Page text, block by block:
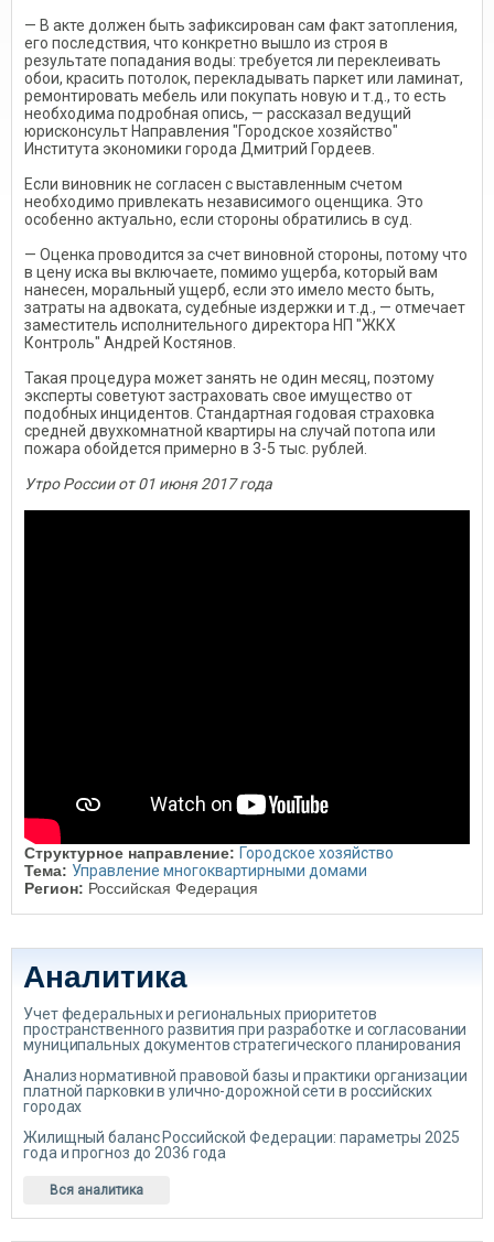
— В акте должен быть зафиксирован сам факт затопления,
его последствия, что конкретно вышло из строя в
результате попадания воды: требуется ли переклеивать
обои, красить потолок, перекладывать паркет или ламинат,
ремонтировать мебель или покупать новую и т.д., то есть
необходима подробная опись, — рассказал ведущий
юрисконсульт Направления "Городское хозяйство"
Института экономики города Дмитрий Гордеев.
Если виновник не согласен с выставленным счетом
необходимо привлекать независимого оценщика. Это
особенно актуально, если стороны обратились в суд.
— Оценка проводится за счет виновной стороны, потому что
в цену иска вы включаете, помимо ущерба, который вам
нанесен, моральный ущерб, если это имело место быть,
затраты на адвоката, судебные издержки и т.д., — отмечает
заместитель исполнительного директора НП "ЖКХ
Контроль" Андрей Костянов.
Такая процедура может занять не один месяц, поэтому
эксперты советуют застраховать свое имущество от
подобных инцидентов. Стандартная годовая страховка
средней двухкомнатной квартиры на случай потопа или
пожара обойдется примерно в 3-5 тыс. рублей.
Утро России от 01 июня 2017 года
Структурное направление: Городское хозяйство
Тема: Управление многоквартирными домами
Регион: Российская Федерация
Аналитика
Учет федеральных и региональных приоритетов
пространственного развития при разработке и согласовании
муниципальных документов стратегического планирования
Анализ нормативной правовой базы и практики организации
платной парковки в улично-дорожной сети в российских
городах
Жилищный баланс Российской Федерации: параметры 2025
года и прогноз до 2036 года
Вся аналитика